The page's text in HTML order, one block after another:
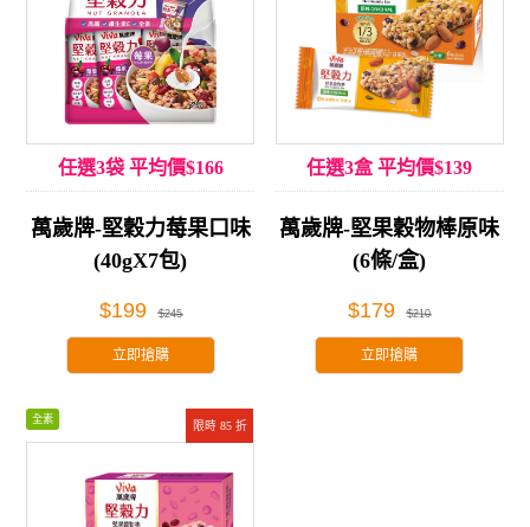
任選3袋 平均價$166
萬歲牌-堅穀力莓果口味
(40gX7包)
$199 $245
立即搶購
任選3盒 平均價$139
萬歲牌-堅果穀物棒原味
(6條/盒)
$179 $210
立即搶購
限時 85 折
全素